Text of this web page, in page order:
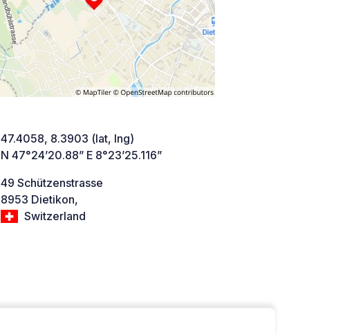
47.4058, 8.3903 (lat, lng)
N 47°24’20.88” E 8°23’25.116”
49 Schützenstrasse
8953 Dietikon,
Switzerland